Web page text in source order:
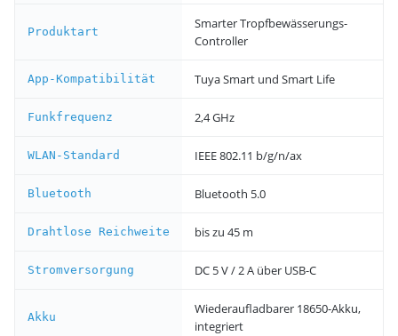
Produktart
Smarter Tropfbewässerungs-
Controller
App-Kompatibilität Tuya Smart und Smart Life
Funkfrequenz 2,4 GHz
WLAN-Standard IEEE 802.11 b/g/n/ax
Bluetooth Bluetooth 5.0
Drahtlose Reichweite bis zu 45 m
Stromversorgung DC 5 V / 2 A über USB-C
Akku
Wiederaufladbarer 18650-Akku,
integriert